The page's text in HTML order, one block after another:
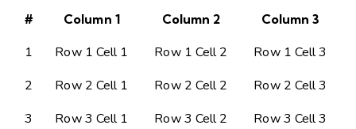
# Column 1 Column 2 Column 3
1 Row 1 Cell 1 Row 1 Cell 2
Row 1 Cell 3
2
Row 2 Cell 1 Row 2 Cell 2
Row 2 Cell 3
3
Row 3 Cell 1 Row 3 Cell 2 Row 3 Cell 3